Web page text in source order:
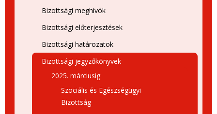
Bizottsági meghívók
Bizottsági előterjesztések
Bizottsági határozatok
Bizottsági jegyzőkönyvek
2025. márciusig
Szociális és Egészségügyi
Bizottság